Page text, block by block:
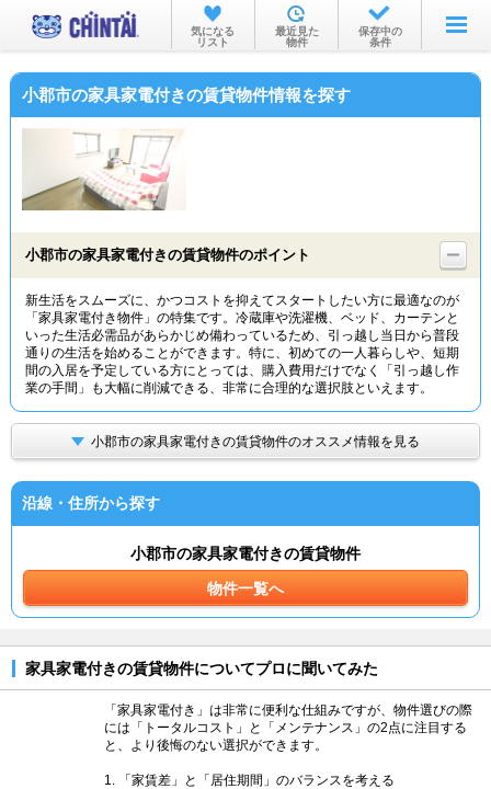
お部屋を探す
沿線・駅から
物件特集から
TOP
気になる
リスト
最近見た
物件
保存中の
条件
小郡市の家具家電付きの賃貸物件情報を探す
小郡市の家具家電付きの賃貸物件のポイント
新生活をスムーズに、かつコストを抑えてスタートしたい方に最適なのが
「家具家電付き物件」の特集です。冷蔵庫や洗濯機、ベッド、カーテンと
いった生活必需品があらかじめ備わっているため、引っ越し当日から普段
通りの生活を始めることができます。特に、初めての一人暮らしや、短期
間の入居を予定している方にとっては、購入費用だけでなく「引っ越し作
業の手間」も大幅に削減できる、非常に合理的な選択肢といえます。
小郡市の家具家電付きの賃貸物件のオススメ情報を見る
沿線・住所から探す
小郡市の家具家電付きの賃貸物件
物件一覧へ
家具家電付きの賃貸物件についてプロに聞いてみた
「家具家電付き」は非常に便利な仕組みですが、物件選びの際
には「トータルコスト」と「メンテナンス」の2点に注目する
と、より後悔のない選択ができます。
1. 「家賃差」と「居住期間」のバランスを考える